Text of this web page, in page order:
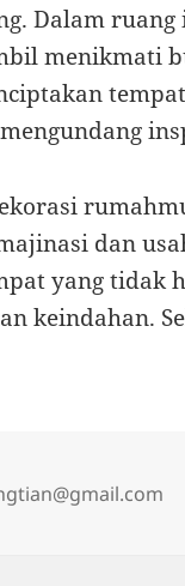
Dalam
menikmati
dan
yang tidak
keindahan.